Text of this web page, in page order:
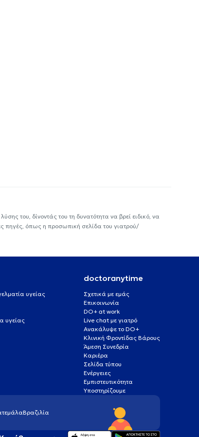
του, δίνοντάς του τη δυνατότητα να βρεί ειδικό, να
πηγές, όπως η προσωπική σελίδα του γιατρού/
υγείας
υγείας
doctoranytime
Σχετικά με εμάς
Επικοινωνία
DO+ at work
Live chat με γιατρό
Ανακάλυψε το DO+
Κλινική Φροντίδας Βάρους
Άμεση Συνεδρία
Καριέρα
Σελίδα τύπου
Ενέργειες
Εμπιστευτικότητα
Υποστηρίζουμε
Βραζιλία